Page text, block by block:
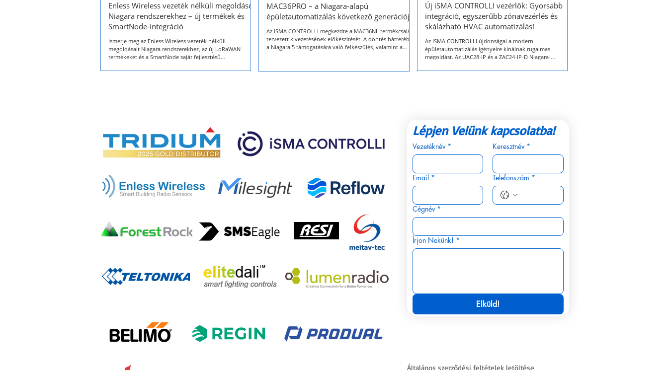
Enless Wireless vezeték nélküli megoldások
Niagara rendszerekhez – új termékek és
SmartNode-integráció
Ismerje meg az Enless Wireless vezeték nélküli
megoldásait Niagara rendszerekhez, az új LoRaWAN
termékeket és a SmartNode saját fejlesztésű
LoRaWAN gateway, amely kifejezetten épületfelügyeleti
MAC36PRO – a Niagara-alapú
épületautomatizálás következő generációja
Az iSMA CONTROLLI megkezdte a MAC36NL termékcsalád
tervezett kivezetésének előkészítését. A döntés hátterében
a Niagara 5 támogatására való felkészülés, valamint a
A MAC36PRO a MAC36 termékcsalád következő
Új iSMA CONTROLLI vezérlők: Gyorsabb
integráció, egyszerűbb zónavezérlés és
skálázható HVAC automatizálás!
Az iSMA CONTROLLI újdonságai a modern
épületautomatizálás igényeire kínálnak rugalmas
megoldást. Az UAC28-IP és a ZAC24-IP-D Niagara-
támogatják a gyors üzembe helyezést, az egyszerű
Lépjen Velünk kapcsolatba!
Vezetéknév * Keresztnév *
Email * Telefonszám *
Cégnév *
Írjon Nekünk! *
Elküld!
Általános szerződési feltételek letöltése